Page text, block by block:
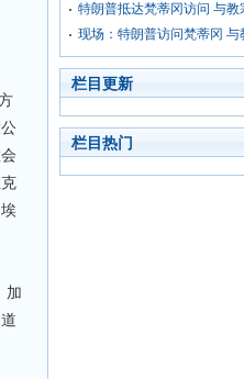
加
特朗普抵达梵蒂冈访问 与教
现场：特朗普访问梵蒂冈
栏目更新
栏目热门